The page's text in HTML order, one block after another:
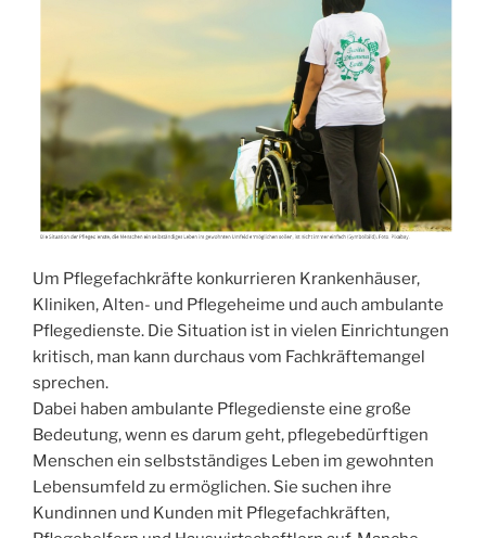
Um Pflegefachkräfte konkurrieren Krankenhäuser,
Kliniken, Alten- und Pflegeheime und auch ambulante
Pflegedienste. Die Situation ist in vielen Einrichtungen
kritisch, man kann durchaus vom Fachkräftemangel
sprechen.
Dabei haben ambulante Pflegedienste eine große
Bedeutung, wenn es darum geht, pflegebedürftigen
Menschen ein selbstständiges Leben im gewohnten
Lebensumfeld zu ermöglichen. Sie suchen ihre
Kundinnen und Kunden mit Pflegefachkräften,